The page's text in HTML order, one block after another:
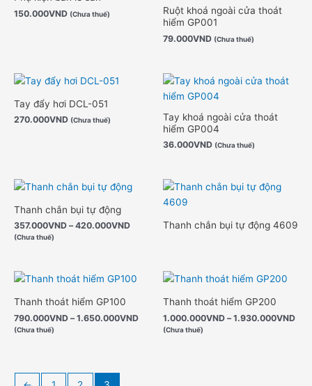
150.000VND (Chưa thuế)
Ruột khoá ngoài cửa thoát
hiểm GP001
79.000VND (Chưa thuế)
Tay đẩy hơi DCL-051
270.000VND (Chưa thuế)
Tay khoá ngoài cửa thoát
hiểm GP004
36.000VND (Chưa thuế)
Thanh chắn bụi tự động
357.000VND – 420.000VND
Khoảng
giá:
đến
(Chưa thuế)
Thanh chắn bụi tự động 4609
Thanh thoát hiểm GP100
790.000VND – 1.650.000VND
Khoảng
đến
1.650.000VND
(Chưa thuế)
Thanh thoát hiểm GP200
1.000.000VND – 1.930.000VNDđến
(Chưa thuế)